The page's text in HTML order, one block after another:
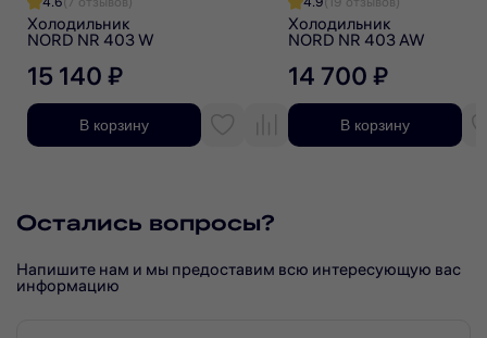
Холодильник
NORD NR 403 W
15 140 ₽
В корзину
Холодильник
NORD NR 403 AW
14 700 ₽
В корзину
Остались вопросы?
Напишите нам и мы предоставим всю интересующую вас
информацию